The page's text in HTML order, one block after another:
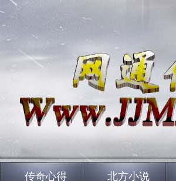
传奇心得 北方小说